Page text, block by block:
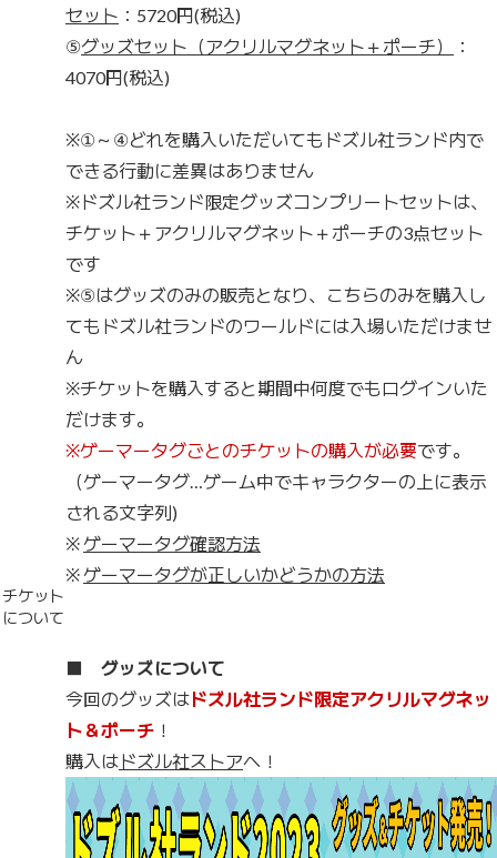
チケット
について
セット ：5720円(税込)
⑤グッズセット（アクリルマグネット＋ポーチ）
：
4070円(税込)
※①～④どれを購入いただいてもドズル社ランド内で
できる行動に差異はありません
※ドズル社ランド限定グッズコンプリートセットは、
チケット＋アクリルマグネット＋ポーチの3点セット
です
※⑤はグッズのみの販売となり、こちらのみを購入し
てもドズル社ランドのワールドには入場いただけませ
ん
※チケットを購入すると期間中何度でもログインいた
だけます。
※ゲーマータグごとのチケットの購入が必要です。
（ゲーマータグ…ゲーム中でキャラクターの上に表示
される文字列)
※ゲーマータグ確認方法
※ゲーマータグが正しいかどうかの方法
■ グッズについて
今回のグッズはドズル社ランド限定アクリルマグネッ
ト＆ポーチ ！
購入は ドズル社ストアへ！